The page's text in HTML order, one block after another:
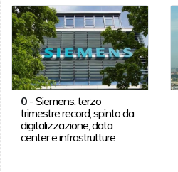
0-Siemens: terzo
trimestre record, spinto da
digitalizzazione, data
center e infrastrutture